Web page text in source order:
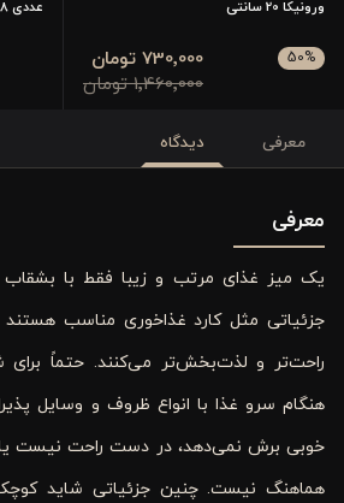
ورونیکا 20 سانتی
50%
1٬460٬000 تومان
730٬000 تومان
عددی 22.8 سانت
معرفی دیدگاه
معرفی
یک میز غذای مرتب و زیبا فقط با بشقاب
جزئیاتی مثل کارد غذاخوری مناسب هستند
راحت‌تر و لذت‌بخش‌تر می‌کنند. حتماً
هنگام سرو غذا با انواع ظروف و وسایل
خوبی برش نمی‌دهد، در دست راحت نیست
هماهنگ نیست. چنین جزئیاتی شاید کوچک